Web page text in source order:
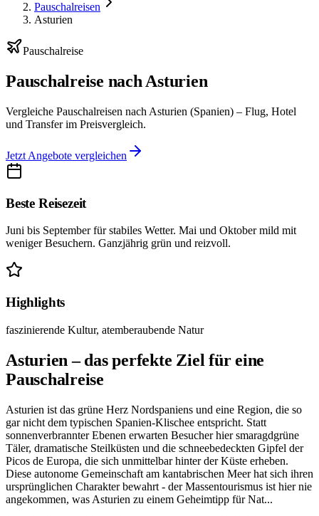
Pauschalreisen
Asturien
Pauschalreise
Pauschalreise nach Asturien
Vergleiche Pauschalreisen nach Asturien (Spanien) – Flug, Hotel
und Transfer im Preisvergleich.
Jetzt Angebote vergleichen
Beste Reisezeit
Juni bis September für stabiles Wetter. Mai und Oktober mild mit
weniger Besuchern. Ganzjährig grün und reizvoll.
Highlights
faszinierende Kultur, atemberaubende Natur
Asturien – das perfekte Ziel für eine
Pauschalreise
Asturien ist das grüne Herz Nordspaniens und eine Region, die so
gar nicht dem typischen Spanien-Klischee entspricht. Statt
sonnenverbrannter Ebenen erwarten Besucher hier smaragdgrüne
Täler, dramatische Steilküsten und die schneebedeckten Gipfel der
Picos de Europa, die sich unmittelbar hinter der Küste erheben.
Diese autonome Gemeinschaft am kantabrischen Meer hat sich ihren
ursprünglichen Charakter bewahrt - der Massentourismus ist hier nie
angekommen, was Asturien zu einem Geheimtipp für Nat...